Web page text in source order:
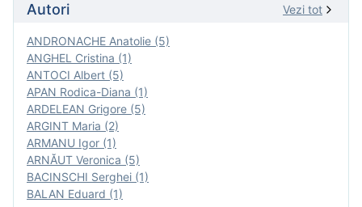
Autori Vezi tot
ANDRONACHE Anatolie (5)
ANGHEL Cristina (1)
ANTOCI Albert (5)
APAN Rodica-Diana (1)
ARDELEAN Grigore (5)
ARGINT Maria (2)
ARMANU Igor (1)
ARNĂUT Veronica (5)
BACINSCHI Serghei (1)
BALAN Eduard (1)